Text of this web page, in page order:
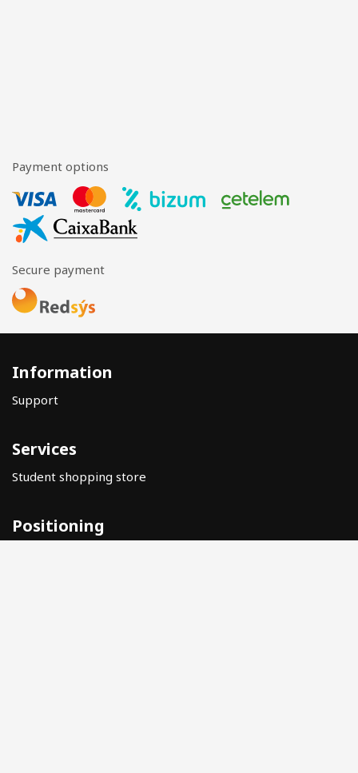
Payment options
Secure payment
Information
Support
Services
Student shopping store
Positioning